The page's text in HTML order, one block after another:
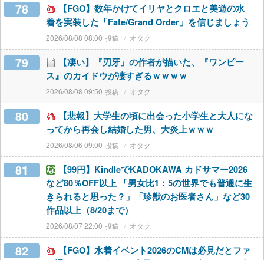
78
【FGO】数年かけてイリヤとクロエと美遊の水
着を実装した「Fate/Grand Order」を信じましょう
2026/08/08 08:00 オタク
79
【凄い】『刃牙』の作者が描いた、『ワンピー
ス』のカイドウが凄すぎるｗｗｗｗ
2026/08/08 09:50 オタク
80
【悲報】大学生の頃に出会った小学生と大人にな
ってから再会し結婚した男、大炎上ｗｗｗ
2026/08/06 09:00 オタク
81
【99円】KindleでKADOKAWA カドサマー2026
など80％OFF以上 「男女比1：5の世界でも普通に生
きられると思った？」「珍獣のお医者さん」など30
作品以上（8/20まで）
2026/08/07 22:00 オタク
82
【FGO】水着イベント2026のCMは必見だとファ